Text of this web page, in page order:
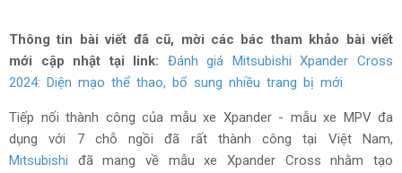
Thông tin bài viết đã cũ, mời các bác tham khảo bài viết
mới cập nhật tại link:
Đánh giá Mitsubishi Xpander Cross
2024: Diện mạo thể thao, bổ sung nhiều trang bị mới
Tiếp nối thành công của mẫu xe Xpander - mẫu xe MPV đa
dụng với 7 chỗ ngồi đã rất thành công tại Việt Nam,
Mitsubishi đã mang về mẫu xe Xpander Cross nhằm tạo